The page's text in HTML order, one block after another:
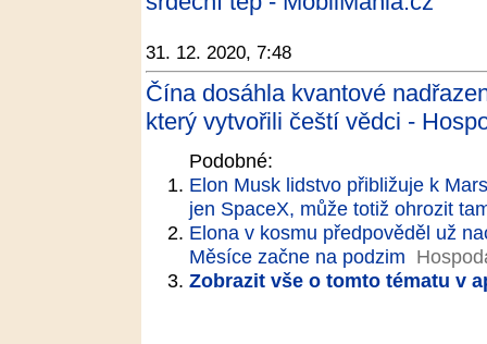
31. 12. 2020, 7:48
Čína dosáhla kvantové
který vytvořili čeští vědci -
Podobné:
Elon Musk lidstvo přibližuje k
jen SpaceX, může totiž ohrozit
Elona v kosmu předpověděl už
Měsíce začne na podzim
Zobrazit vše o tomto tématu v